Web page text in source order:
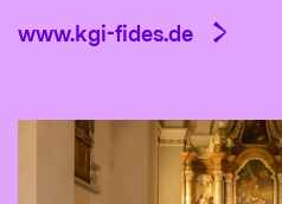
www.kgi-fides.de